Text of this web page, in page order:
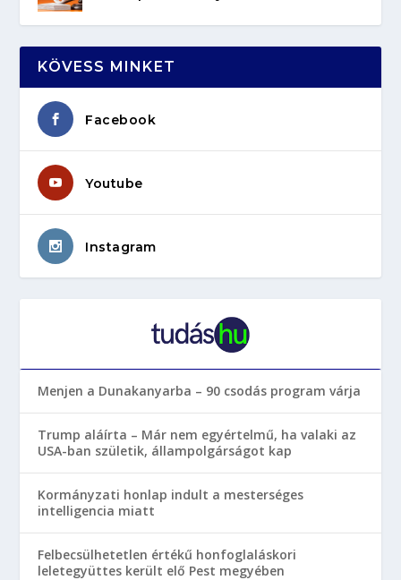
KÖVESS MINKET
Facebook
Youtube
Instagram
Menjen a Dunakanyarba – 90 csodás program várja
Trump aláírta – Már nem egyértelmű, ha valaki az
USA-ban születik, állampolgárságot kap
Kormányzati honlap indult a mesterséges
intelligencia miatt
Felbecsülhetetlen értékű honfoglaláskori
leletegyüttes került elő Pest megyében